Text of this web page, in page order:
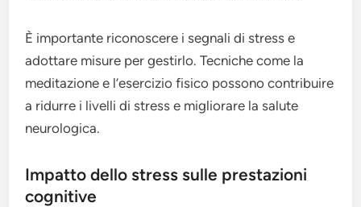
È importante riconoscere i segnali di stress e
adottare misure per gestirlo. Tecniche come la
meditazione e l’esercizio fisico possono contribuire
a ridurre i livelli di stress e migliorare la salute
neurologica.
Impatto dello stress sulle prestazioni
cognitive